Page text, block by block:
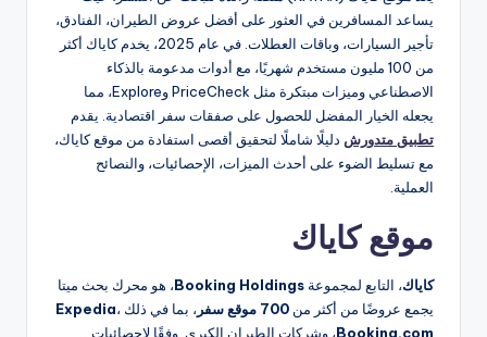
يساعد المسافرين في العثور على أفضل عروض الطيران، الفنادق،
تأجير السيارات، وباقات العطلات. في عام 2025، يخدم كاياك أكثر
من 100 مليون مستخدم شهريًا، مع أدوات مدعومة بالذكاء
الاصطناعي وميزات مبتكرة مثل PriceCheck وExplore، مما
يجعله الخيار المفضل للحصول على صفقات سفر اقتصادية. يقدم
تطبيق متدورش دليلًا شاملًا لتحقيق أقصى استفادة من موقع كاياك،
مع تسليط الضوء على أحدث الميزات، الإحصائيات، والنصائح
العملية.
موقع كاياك
كاياك، التابع لمجموعة Booking Holdings، هو محرك بحث ميتا
يجمع عروضًا من أكثر من 700 موقع سفر ، بما في ذلك Expedia،
Booking.com، وشركات الطيران الكبرى. وفقًا لإحصائيات